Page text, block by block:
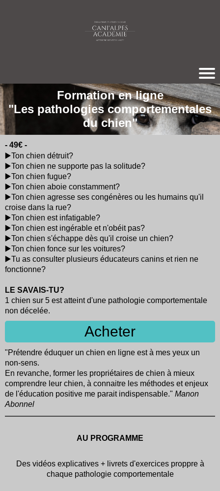
Formation en ligne
"Les pathologies comportementales
du chien"
- 49€ -
▶️Ton chien détruit?
▶️Ton chien ne supporte pas la solitude?
▶️Ton chien fugue?
▶️Ton chien aboie constamment?
▶️Ton chien agresse ses congénères ou les humains qu'il
croise dans la rue?
▶️Ton chien est infatigable?
▶️Ton chien est ingérable et n'obéit pas?
▶️Ton chien s'échappe dès qu'il croise un chien?
▶️Ton chien fonce sur les voitures?
▶️Tu as consulter plusieurs éducateurs canins et rien ne
fonctionne?
LE SAVAIS-TU?
1 chien sur 5 est atteint d'une pathologie comportementale
non décelée.
Acheter
"Prétendre éduquer un chien en ligne est à mes yeux un
non-sens.
En revanche, former les propriétaires de chien à mieux
comprendre leur chien, à connaitre les méthodes et enjeux
de l'éducation positive me parait indispensable." Manon
Abonnel
AU PROGRAMME
Des vidéos explicatives + livrets d'exercices proppre à
chaque pathologie comportementale